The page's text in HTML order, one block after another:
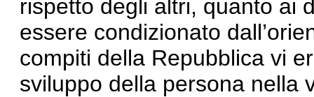
rispetto degli altri, quanto ai
essere condizionato
compiti della Repubblica vi
sviluppo della persona nella